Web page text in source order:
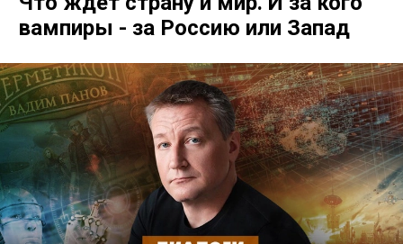
вампиры - за Россию или Запад